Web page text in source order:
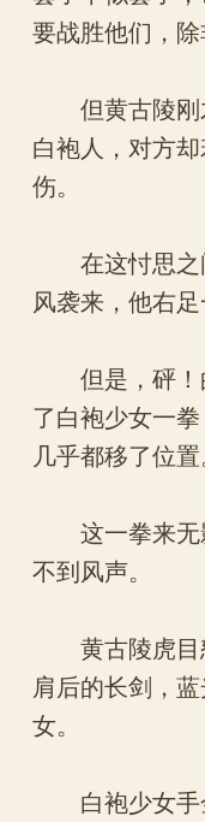
要战胜他们，除
但黄古陵刚
白袍人，对方
伤。
在这忖思之
风袭来，他右足
但是，砰！
了白袍少女一
几乎都移了位置
这一拳来无
不到风声。
黄古陵虎目
肩后的长剑，
女。
白袍少女手